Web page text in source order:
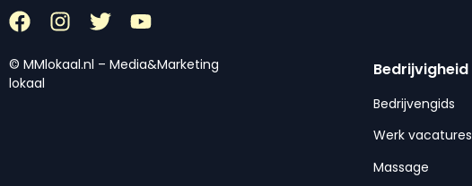
© MMlokaal.nl – Media&Marketing
lokaal
Bedrijvigheid
Bedrijvengids
Werk vacatures
Massage